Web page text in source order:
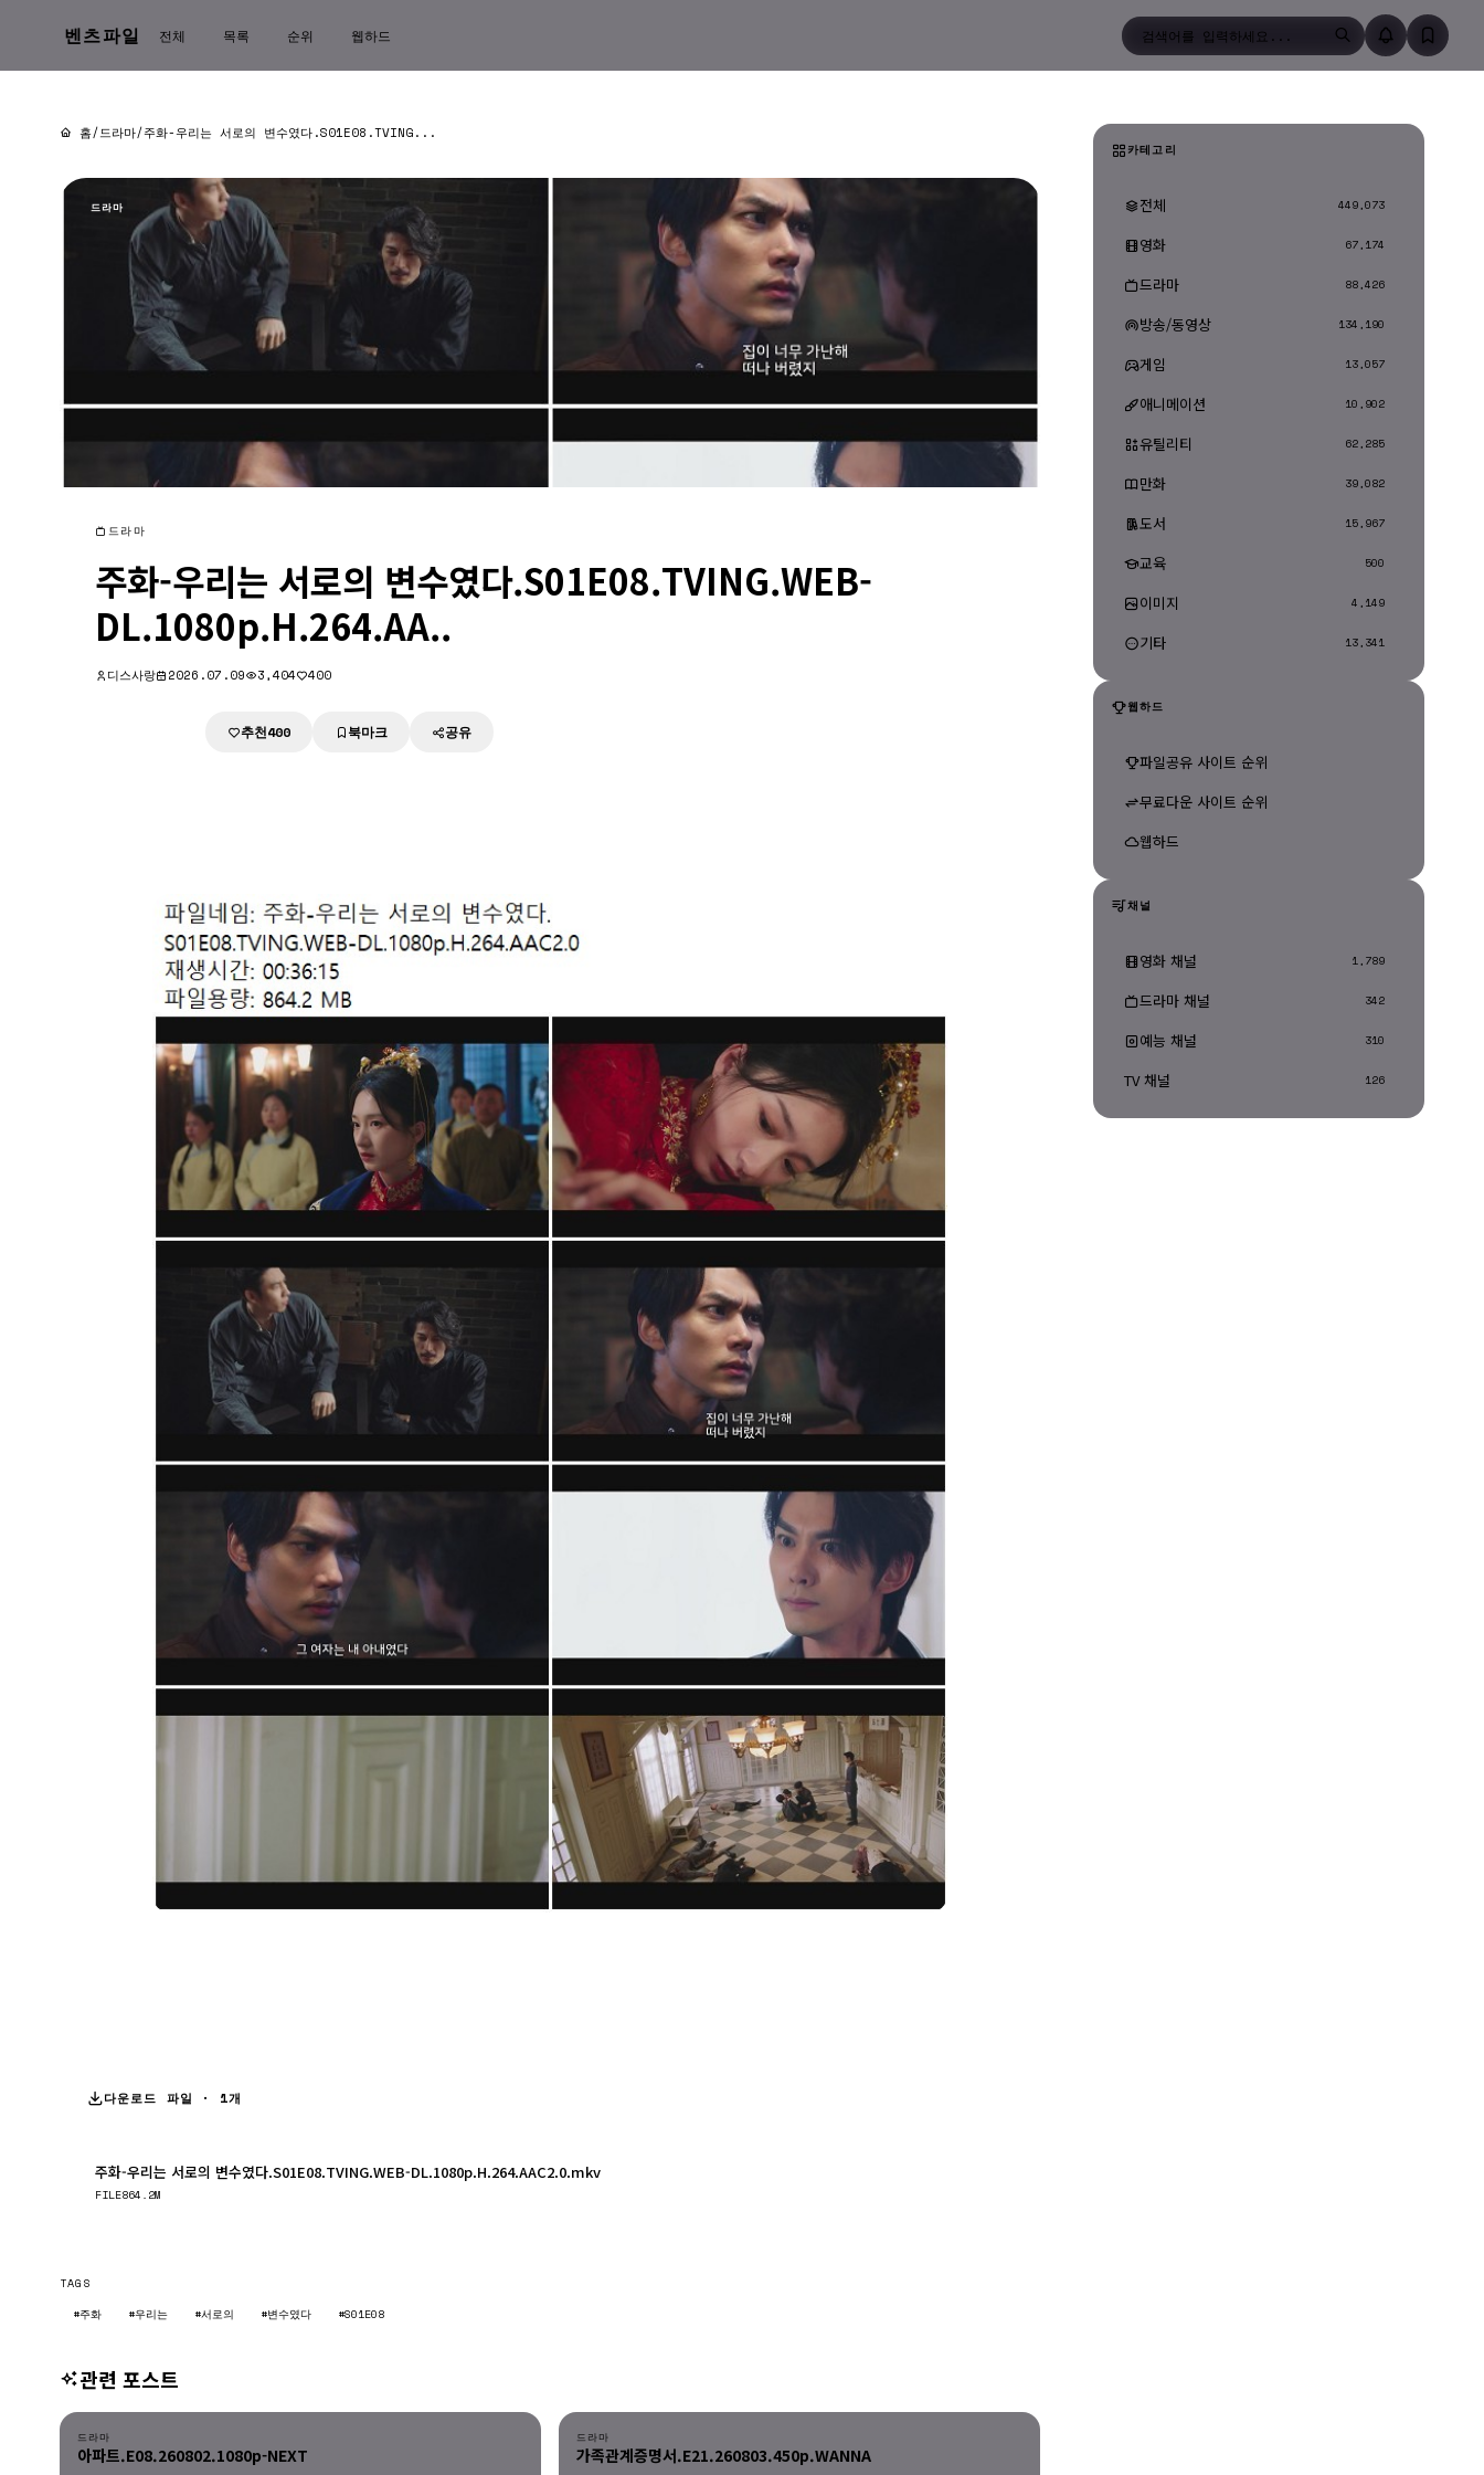
벤츠파일 전체 목록 순위 웹하드 검색
홈/드라마/주화-우리는 서로의 변수였다.S01E08.TVING...
드라마
드라마
주화-우리는 서로의 변수였다.S01E08.TVING.WEB-
DL.1080p.H.264.AA..
디스사랑 2026.07.09 3,404 400
추천400 북마크 공유
다운로드 파일 · 1개
주화-우리는 서로의 변수였다.S01E08.TVING.WEB-DL.1080p.H.264.AAC2.0.mkv
FILE864.2M
TAGS
#주화
#우리는 #서로의 #변수였다 #S01E08
관련 포스트
드라마
드라마
아파트.E08.260802.1080p-NEXT
드라마
가족관계증명서.E21.260803.450p.WANNA
카테고리
전체 449,073
영화 67,174
드라마 88,426
방송/동영상 134,190
게임 13,057
애니메이션 10,902
유틸리티 62,285
만화 39,082
도서 15,967
교육 500
이미지 4,149
기타 13,341
웹하드
파일공유 사이트 순위
무료다운 사이트 순위
웹하드
채널
영화 채널 1,789
드라마 채널 342
예능 채널 310
TV 채널 126